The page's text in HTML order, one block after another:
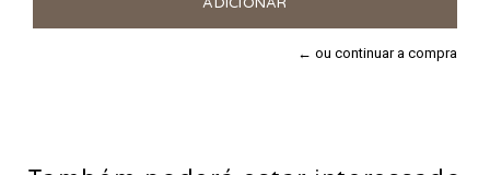
← ou continuar a compra